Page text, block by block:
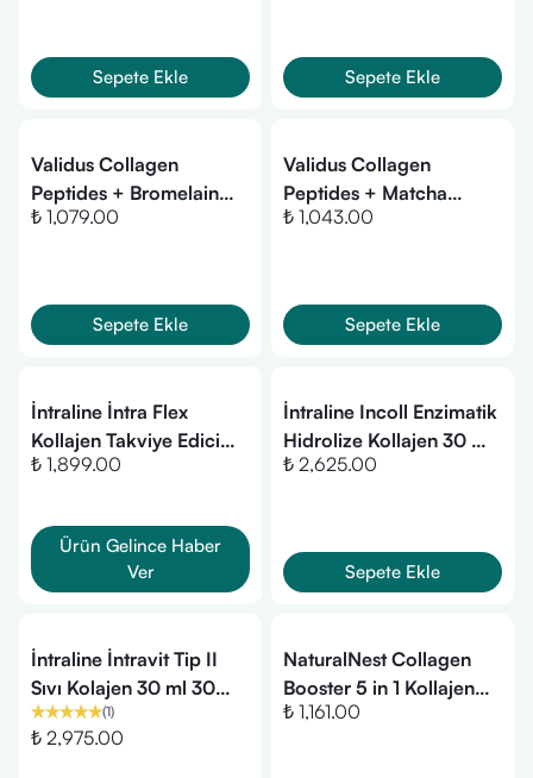
Sepete Ekle Sepete Ekle
Validus Collagen
Peptides + Bromelain
Powder 300 g
₺ 1,079.00
Sepete Ekle
Validus Collagen
Peptides + Matcha
Powder 300 g
₺ 1,043.00
Sepete Ekle
İntraline İntra Flex
Kollajen Takviye Edici
Gıda 30 Tablet
₺ 1,899.00
Ürün Gelince Haber
Ver
İntraline Incoll Enzimatik
Hidrolize Kollajen 30 ml
30 Flakon
₺ 2,625.00
Sepete Ekle
İntraline İntravit Tip II
Sıvı Kolajen 30 ml 30
Oral Flakon
(1)
₺ 2,975.00
NaturalNest Collagen
Booster 5 in 1 Kollajen
450 gr
₺ 1,161.00